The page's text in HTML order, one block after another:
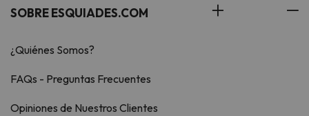
SOBRE ESQUIADES.COM
¿Quiénes Somos?
FAQs - Preguntas Frecuentes
Opiniones de Nuestros Clientes